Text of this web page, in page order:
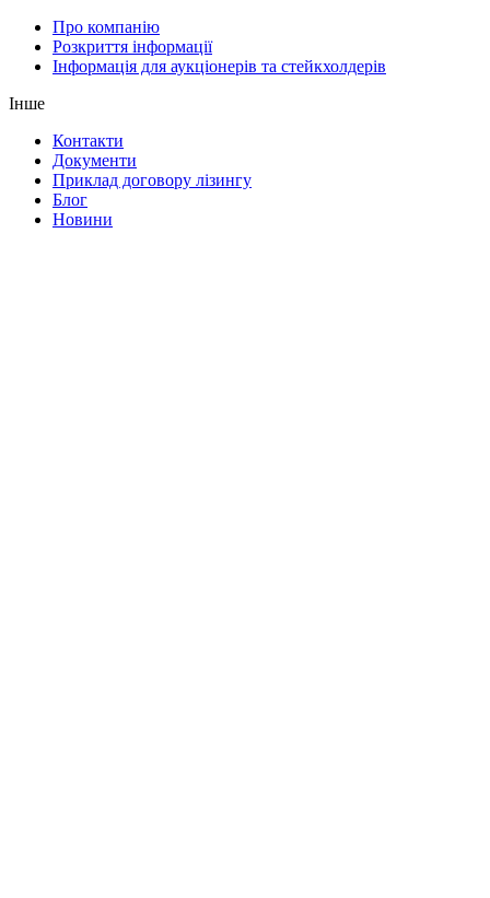
Про компанію
Розкриття інформації
Інформація для аукціонерів та стейкхолдерів
Інше
Контакти
Документи
Приклад договору лізингу
Блог
Новини